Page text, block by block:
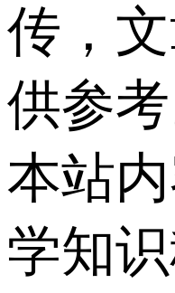
传，
供参考
本站
学知